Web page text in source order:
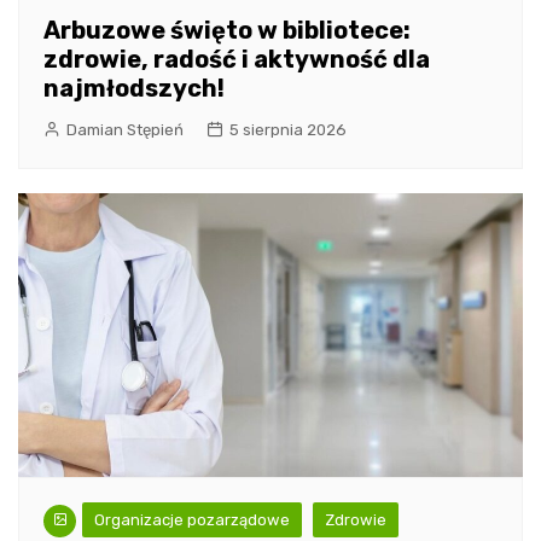
Arbuzowe święto w bibliotece:
zdrowie, radość i aktywność dla
najmłodszych!
Damian Stępień 5 sierpnia 2026
Organizacje pozarządowe Zdrowie